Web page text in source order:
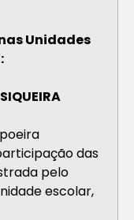
Unidades
das
pelo
escolar,